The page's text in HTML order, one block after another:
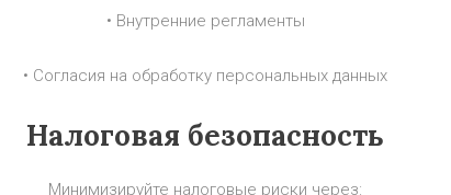
• Внутренние регламенты
• Согласия на обработку персональных данных
Налоговая безопасность
Минимизируйте налоговые риски через: